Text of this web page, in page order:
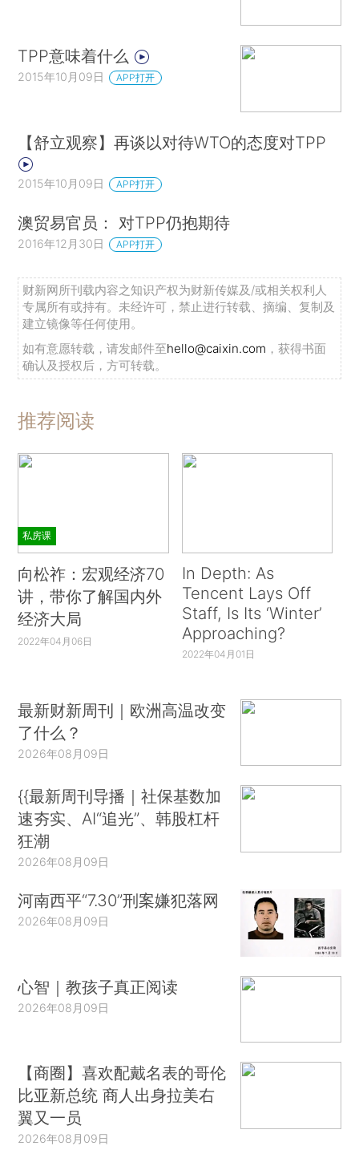
TPP意味着什么
2015年10月09日 APP打开
【舒立观察】再谈以对待WTO的态度对TPP
2015年10月09日 APP打开
澳贸易官员： 对TPP仍抱期待
2016年12月30日 APP打开
财新网所刊载内容之知识产权为财新传媒及/或相关权利人
专属所有或持有。未经许可，禁止进行转载、摘编、复制及
建立镜像等任何使用。
如有意愿转载，请发邮件至hello@caixin.com ，获得书面
确认及授权后，方可转载。
推荐阅读
私房课
向松祚：宏观经济70
讲，带你了解国内外
经济大局
2022年04月06日
In Depth: As
Tencent Lays Off
Staff, Is Its ‘Winter’
Approaching?
2022年04月01日
最新财新周刊｜欧洲高温改变
了什么？
2026年08月09日
{{最新周刊导播｜社保基数加
速夯实、AI“追光”、韩股杠杆
狂潮
2026年08月09日
河南西平“7.30”刑案嫌犯落网
2026年08月09日
心智｜教孩子真正阅读
2026年08月09日
【商圈】喜欢配戴名表的哥伦
比亚新总统 商人出身拉美右
翼又一员
2026年08月09日